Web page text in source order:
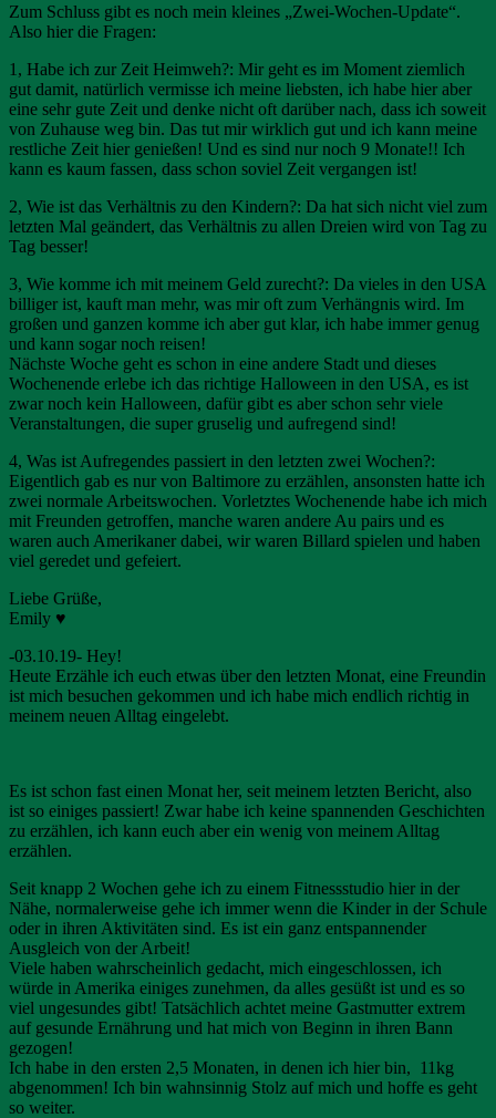
Zum Schluss gibt es noch mein kleines „Zwei-Wochen-Update“.
Also hier die Fragen:
1, Habe ich zur Zeit Heimweh?: Mir geht es im Moment ziemlich
gut damit, natürlich vermisse ich meine liebsten, ich habe hier aber
eine sehr gute Zeit und denke nicht oft darüber nach, dass ich soweit
von Zuhause weg bin. Das tut mir wirklich gut und ich kann meine
restliche Zeit hier genießen! Und es sind nur noch 9 Monate!! Ich
kann es kaum fassen, dass schon soviel Zeit vergangen ist!
2, Wie ist das Verhältnis zu den Kindern?: Da hat sich nicht viel zum
letzten Mal geändert, das Verhältnis zu allen Dreien wird von Tag zu
Tag besser!
3, Wie komme ich mit meinem Geld zurecht?: Da vieles in den USA
billiger ist, kauft man mehr, was mir oft zum Verhängnis wird. Im
großen und ganzen komme ich aber gut klar, ich habe immer genug
und kann sogar noch reisen!
Nächste Woche geht es schon in eine andere Stadt und dieses
Wochenende erlebe ich das richtige Halloween in den USA, es ist
zwar noch kein Halloween, dafür gibt es aber schon sehr viele
Veranstaltungen, die super gruselig und aufregend sind!
4, Was ist Aufregendes passiert in den letzten zwei Wochen?:
Eigentlich gab es nur von Baltimore zu erzählen, ansonsten hatte ich
zwei normale Arbeitswochen. Vorletztes Wochenende habe ich mich
mit Freunden getroffen, manche waren andere Au pairs und es
waren auch Amerikaner dabei, wir waren Billard spielen und haben
viel geredet und gefeiert.
Liebe Grüße,
Emily ♥
-03.10.19- Hey!
Heute Erzähle ich euch etwas über den letzten Monat, eine Freundin
ist mich besuchen gekommen und ich habe mich endlich richtig in
meinem neuen Alltag eingelebt.
Es ist schon fast einen Monat her, seit meinem letzten Bericht, also
ist so einiges passiert! Zwar habe ich keine spannenden Geschichten
zu erzählen, ich kann euch aber ein wenig von meinem Alltag
erzählen.
Seit knapp 2 Wochen gehe ich zu einem Fitnessstudio hier in der
Nähe, normalerweise gehe ich immer wenn die Kinder in der Schule
oder in ihren Aktivitäten sind. Es ist ein ganz entspannender
Ausgleich von der Arbeit!
Viele haben wahrscheinlich gedacht, mich eingeschlossen, ich
würde in Amerika einiges zunehmen, da alles gesüßt ist und es so
viel ungesundes gibt! Tatsächlich achtet meine Gastmutter extrem
auf gesunde Ernährung und hat mich von Beginn in ihren Bann
gezogen!
Ich habe in den ersten 2,5 Monaten, in denen ich hier bin, 11kg
abgenommen! Ich bin wahnsinnig Stolz auf mich und hoffe es geht
so weiter.